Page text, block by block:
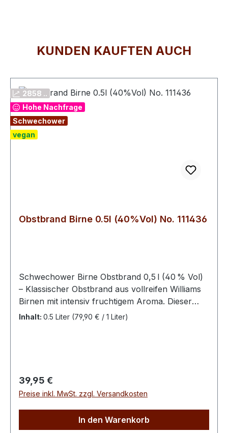
KUNDEN KAUFTEN AUCH
2858 ..
Hohe Nachfrage
Schwechower
vegan
Obstbrand Birne 0.5l (40%Vol) No. 111436
Schwechower Birne Obstbrand 0,5 l (40 % Vol)
– Klassischer Obstbrand aus vollreifen Williams
Birnen mit intensiv fruchtigem Aroma. Dieser
klare Brand kombiniert elegante Fruchtigkeit und
Der handwerklich hergestellte Obstbrand
besticht durch seine klare Struktur, sein
intensives Birnenaroma und seinen
harmonischen Charakter – ein Klassiker unter
den Obstbränden aus
Inhalt: 0.5 Liter (79,90 € / 1 Liter)
Regulärer Preis:
39,95 €
Preise inkl. MwSt. zzgl. Versandkosten
In den Warenkorb